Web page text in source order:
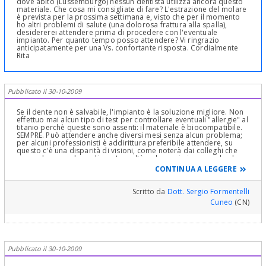
materiale. Che cosa mi consigliate di fare? L'estrazione del molare
è prevista per la prossima settimana e, visto che per il momento
ho altri problemi di salute (una dolorosa frattura alla spalla),
desidererei attendere prima di procedere con l'eventuale
impianto. Per quanto tempo posso attendere? Vi ringrazio
anticipatamente per una Vs. confortante risposta. Cordialmente
Rita
Pubblicato il 30-10-2009
Se il dente non è salvabile, l'impianto è la soluzione migliore. Non
effettuo mai alcun tipo di test per controllare eventuali "allergie" al
titanio perchè queste sono assenti: il materiale è biocompatibile.
SEMPRE. Può attendere anche diversi mesi senza alcun problema;
per alcuni professionisti è addirittura preferibile attendere, su
questo c'è una disparità di visioni, come noterà dai colleghi che
risponderanno dopo di me. In realtà va bene sia in un modo che
nell'altro. Procedendo all'estrazione e contemporaneamente
all'impianto lei risolve tutto in una unica seduta, con una unica
anestesia: il buco nell'osso è già quasi fatto... Perchè perdere quel
momento, se non ci sono validi motivi per fare diversamente?
CONTINUA A LEGGERE
Scritto da Dott. Sergio Formentelli
Cuneo (CN)
Pubblicato il 30-10-2009